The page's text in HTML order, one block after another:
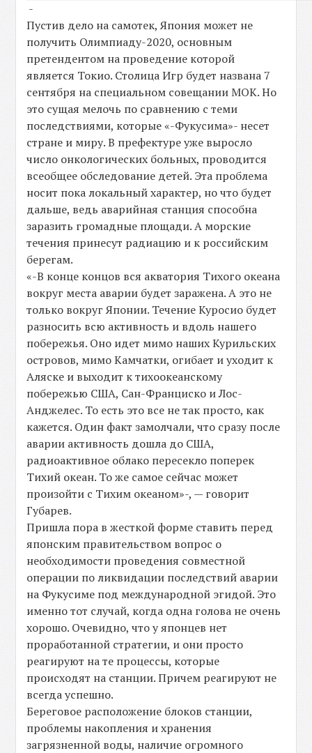
-
Пустив дело на самотек, Япония может не
получить Олимпиаду-2020, основным
претендентом на проведение которой
является Токио. Столица Игр будет названа 7
сентября на специальном совещании МОК. Но
это сущая мелочь по сравнению с теми
последствиями, которые «-Фукусима»- несет
стране и миру. В префектуре уже выросло
число онкологических больных, проводится
всеобщее обследование детей. Эта проблема
носит пока локальный характер, но что будет
дальше, ведь аварийная станция способна
заразить громадные площади. А морские
течения принесут радиацию и к российским
берегам.
«-В конце концов вся акватория Тихого океана
вокруг места аварии будет заражена. А это не
только вокруг Японии. Течение Куросио будет
разносить всю активность и вдоль нашего
побережья. Оно идет мимо наших Курильских
островов, мимо Камчатки, огибает и уходит к
Аляске и выходит к тихоокеанскому
побережью США, Сан-Франциско и Лос-
Анджелес. То есть это все не так просто, как
кажется. Один факт замолчали, что сразу после
аварии активность дошла до США,
радиоактивное облако пересекло поперек
Тихий океан. То же самое сейчас может
произойти с Тихим океаном»-, — говорит
Губарев.
Пришла пора в жесткой форме ставить перед
японским правительством вопрос о
необходимости проведения совместной
операции по ликвидации последствий аварии
на Фукусиме под международной эгидой. Это
именно тот случай, когда одна голова не очень
хорошо. Очевидно, что у японцев нет
проработанной стратегии, и они просто
реагируют на те процессы, которые
происходят на станции. Причем реагируют не
всегда успешно.
Береговое расположение блоков станции,
проблемы накопления и хранения
загрязненной воды, наличие огромного